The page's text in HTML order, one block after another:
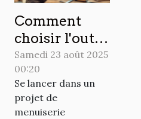
Comment
choisir l'outil
parfait pour
votre projet
de
menuiserie ?
Samedi 23 août 2025
00:20
Se lancer dans un
projet de
menuiserie